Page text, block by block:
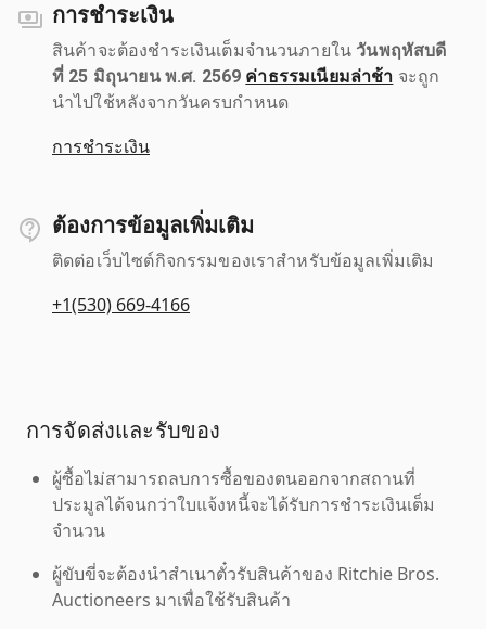
การชำระเงิน
สินค้าจะต้องชำระเงินเต็มจำนวนภายใน วันพฤหัสบดี
ที่ 25 มิถุนายน พ.ศ. 2569 ค่าธรรมเนียมล่าช้า จะถูก
นำไปใช้หลังจากวันครบกำหนด
การชำระเงิน
ต้องการข้อมูลเพิ่มเติม
ติดต่อเว็บไซต์กิจกรรมของเราสำหรับข้อมูลเพิ่มเติม
+1(530) 669-4166
การจัดส่งและรับของ
ผู้ซื้อไม่สามารถลบการซื้อของตนออกจากสถานที่
ประมูลได้จนกว่าใบแจ้งหนี้จะได้รับการชำระเงินเต็ม
จำนวน
ผู้ขับขี่จะต้องนำสำเนาตั๋วรับสินค้าของ Ritchie Bros.
Auctioneers มาเพื่อใช้รับสินค้า